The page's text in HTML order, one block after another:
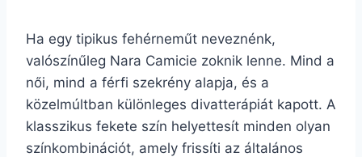
Ha egy tipikus fehérneműt neveznénk,
valószínűleg Nara Camicie zoknik lenne. Mind a
női, mind a férfi szekrény alapja, és a
közelmúltban különleges divatterápiát kapott. A
klasszikus fekete szín helyettesít minden olyan
színkombinációt, amely frissíti az általános